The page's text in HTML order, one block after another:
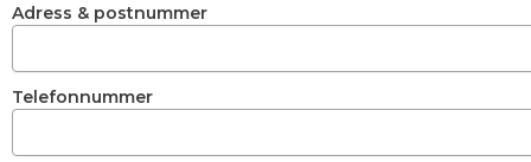
Adress & postnummer
Telefonnummer